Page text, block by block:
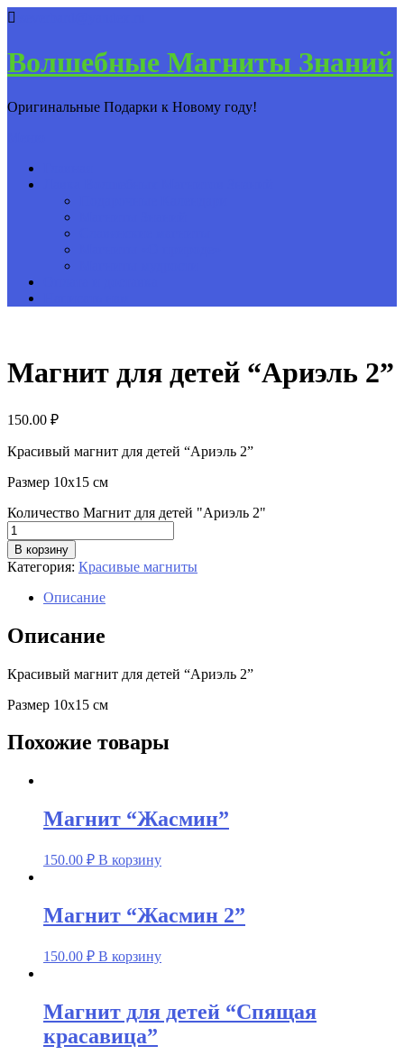
Волшебные Магниты Знаний
Оригинальные Подарки к Новому году!
Магнит для детей “Ариэль 2”
150.00 ₽
Красивый магнит для детей “Ариэль 2”
Размер 10х15 см
Количество Магнит для детей "Ариэль 2"
В корзину
Категория: Красивые магниты
Описание
Описание
Красивый магнит для детей “Ариэль 2”
Размер 10х15 см
Похожие товары
Магнит “Жасмин”
150.00 ₽ В корзину
Магнит “Жасмин 2”
150.00 ₽ В корзину
Магнит для детей “Спящая
красавица”